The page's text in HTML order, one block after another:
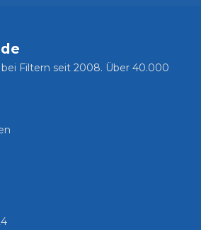
bei Filtern seit 2008. Über 40.000